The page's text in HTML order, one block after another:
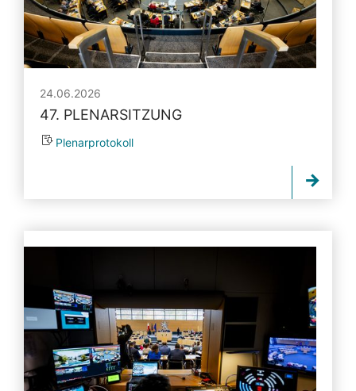
24.06.2026
47. PLENARSITZUNG
Plenarprotokoll